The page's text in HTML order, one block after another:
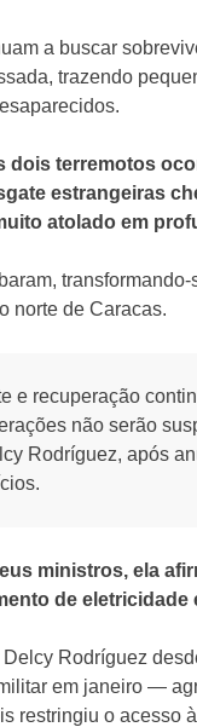
a buscar
trazendo
dois terremotos
estrangeiras
atolado em
norte de Caracas.
e recuperação
não serão
Rodríguez, após
ministros, ela
de eletricidade
Rodríguez
em janeiro —
restringiu o acesso